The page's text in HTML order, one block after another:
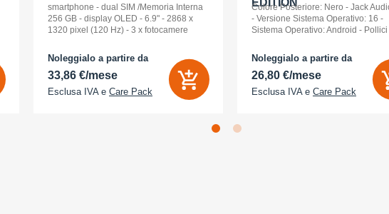
smartphone - dual SIM /Memoria Interna
256 GB - display OLED - 6.9" - 2868 x
1320 pixel (120 Hz) - 3 x fotocamere
camera 18 Megapixel - arancione
cosmico
Noleggialo a partire da
33,86 €/mese
Esclusa IVA e Care Pack
EDITION
Colore Posteriore: Nero - Jack
- Versione Sistema Operativo: 16 -
Sistema Operativo: Android - Pollici
- Memoria Interna (ROM): 512 GB -
Espandibile fino a: 0 GB - Dual Sim:
Noleggialo a partire da
26,80 €/mese
Esclusa IVA e Care Pack